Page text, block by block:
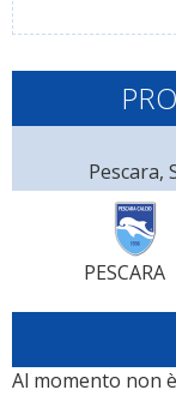
Pescara,
PESCARA
Al momento non